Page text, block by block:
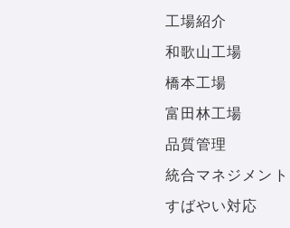
工場紹介
和歌山工場
橋本工場
富田林工場
品質管理
統合マネジメント
すばやい対応